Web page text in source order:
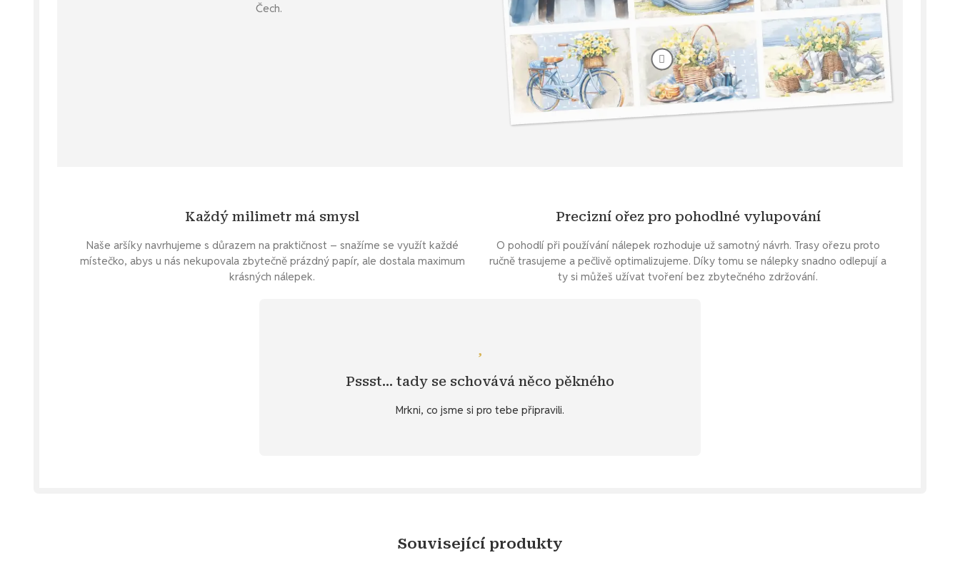
Čech.
Každý milimetr má smysl
Naše aršíky navrhujeme s důrazem na praktičnost – snažíme se využít každé
místečko, abys u nás nekupovala zbytečně prázdný papír, ale dostala maximum
krásných nálepek.
Precizní ořez pro pohodlné vylupování
O pohodlí při používání nálepek rozhoduje už samotný návrh. Trasy ořezu proto
ručně trasujeme a pečlivě optimalizujeme. Díky tomu se nálepky snadno odlepují a
ty si můžeš užívat tvoření bez zbytečného zdržování.
Pssst… tady se schovává něco pěkného
Mrkni, co jsme si pro tebe připravili.
Objev diářový dárek ke stažení
u vybraných produktů v záložce . 💌 Nebo hledáš další inspiraci na
samolepky v jemné fialové barvě?
Související produkty